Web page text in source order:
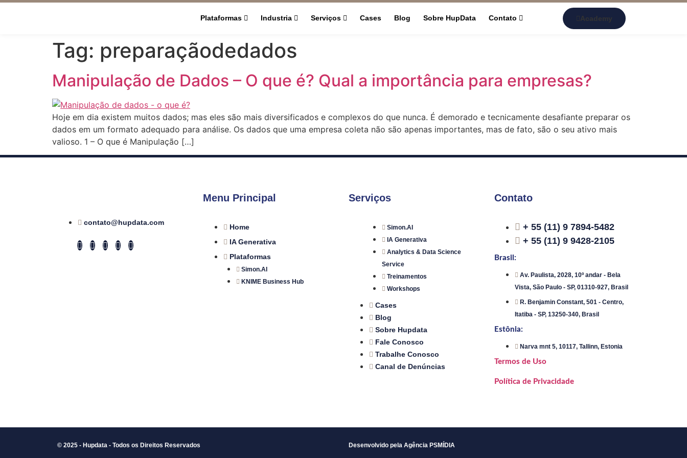
Plataformas Industria Serviços Cases Blog Sobre HupData Contato Academy
Tag: preparaçãodedados
Manipulação de Dados – O que é? Qual a importância para empresas?
Hoje em dia existem muitos dados; mas eles são mais diversificados e complexos do que nunca. É demorado e tecnicamente desafiante preparar os
dados em um formato adequado para análise. Os dados que uma empresa coleta não são apenas importantes, mas de fato, são o seu ativo mais
valioso. 1 – O que é Manipulação […]
contato@hupdata.com
Menu Principal
Home
IA Generativa
Plataformas
Simon.AI
KNIME Business Hub
Serviços
Simon.AI
IA Generativa
Analytics & Data Science
Service
Treinamentos
Workshops
Cases
Blog
Sobre Hupdata
Fale Conosco
Trabalhe Conosco
Canal de Denúncias
Contato
+ 55 (11) 9 7894-5482
+ 55 (11) 9 9428-2105
Brasil:
Av. Paulista, 2028, 10º andar - Bela
Vista, São Paulo - SP, 01310-927, Brasil
R. Benjamin Constant, 501 - Centro,
Itatiba - SP, 13250-340, Brasil
Estônia:
Narva mnt 5, 10117, Tallinn, Estonia
Termos de Uso
Política de Privacidade
© 2025 - Hupdata - Todos os Direitos Reservados Desenvolvido pela Agência PSMÍDIA